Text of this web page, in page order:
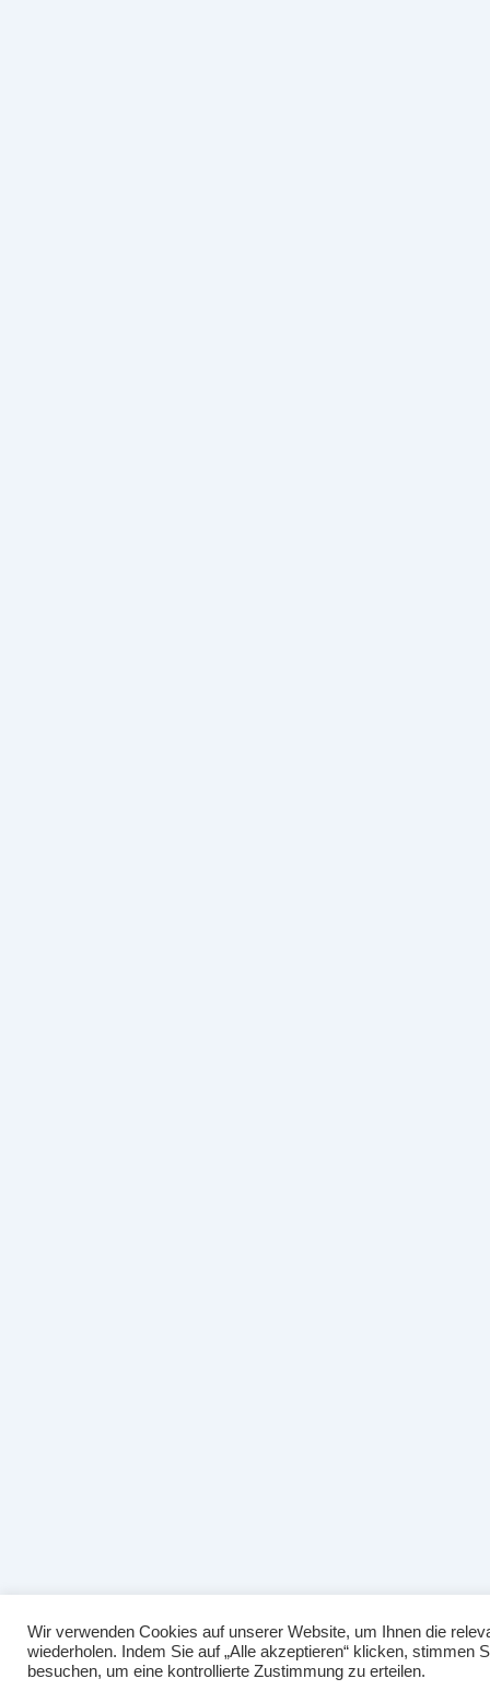
Wir verwenden Cookies auf unserer Website, um Ihnen die
wiederholen. Indem Sie auf „Alle akzeptieren“ klicken,
besuchen, um eine kontrollierte Zustimmung zu erteilen.